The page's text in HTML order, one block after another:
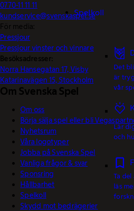
Spelkoll
Det
är
vår
Lär
och
Ta
läs
0770-11 11 11
kundservice@svenskaspel.se
För media:
Pressjour
Pressjour vinster och vinnare
Besöksadresser:
Norra Hansegatan 17, Visby
Katarinavägen 15, Stockholm
Om Svenska Spel
Om oss
Börja sälja spel eller bli
Nyhetsrum
Våra logotyper
Jobba på Svenska Spel
Vanliga frågor & svar
Sponsring
Hållbarhet
Spelkoll
Skydd mot bedrägerier